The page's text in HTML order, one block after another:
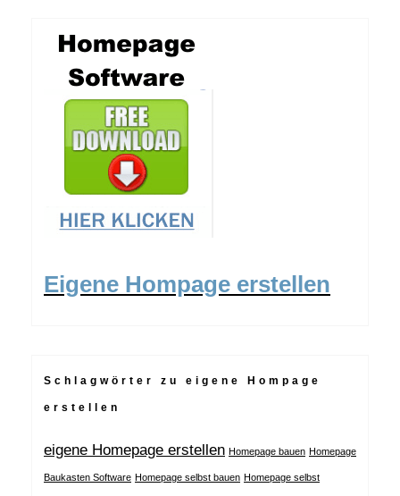
Eigene Hompage erstellen
Schlagwörter zu eigene Hompage
erstellen
eigene Homepage erstellen Homepage bauen Homepage
Baukasten Software Homepage selbst bauen Homepage selbst